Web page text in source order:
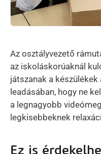
Az osztályvezető
az iskoláskorúaknál
játszanak a
leadásában, hogy ne
a legnagyobb
legkisebbeknek
Ez is